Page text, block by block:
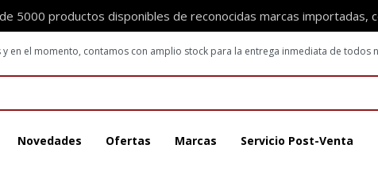
5000 productos disponibles de reconocidas marcas
Novedades Ofertas Marcas Servicio Post-Venta
en el momento, contamos con amplio stock para la entrega inmediata de todos